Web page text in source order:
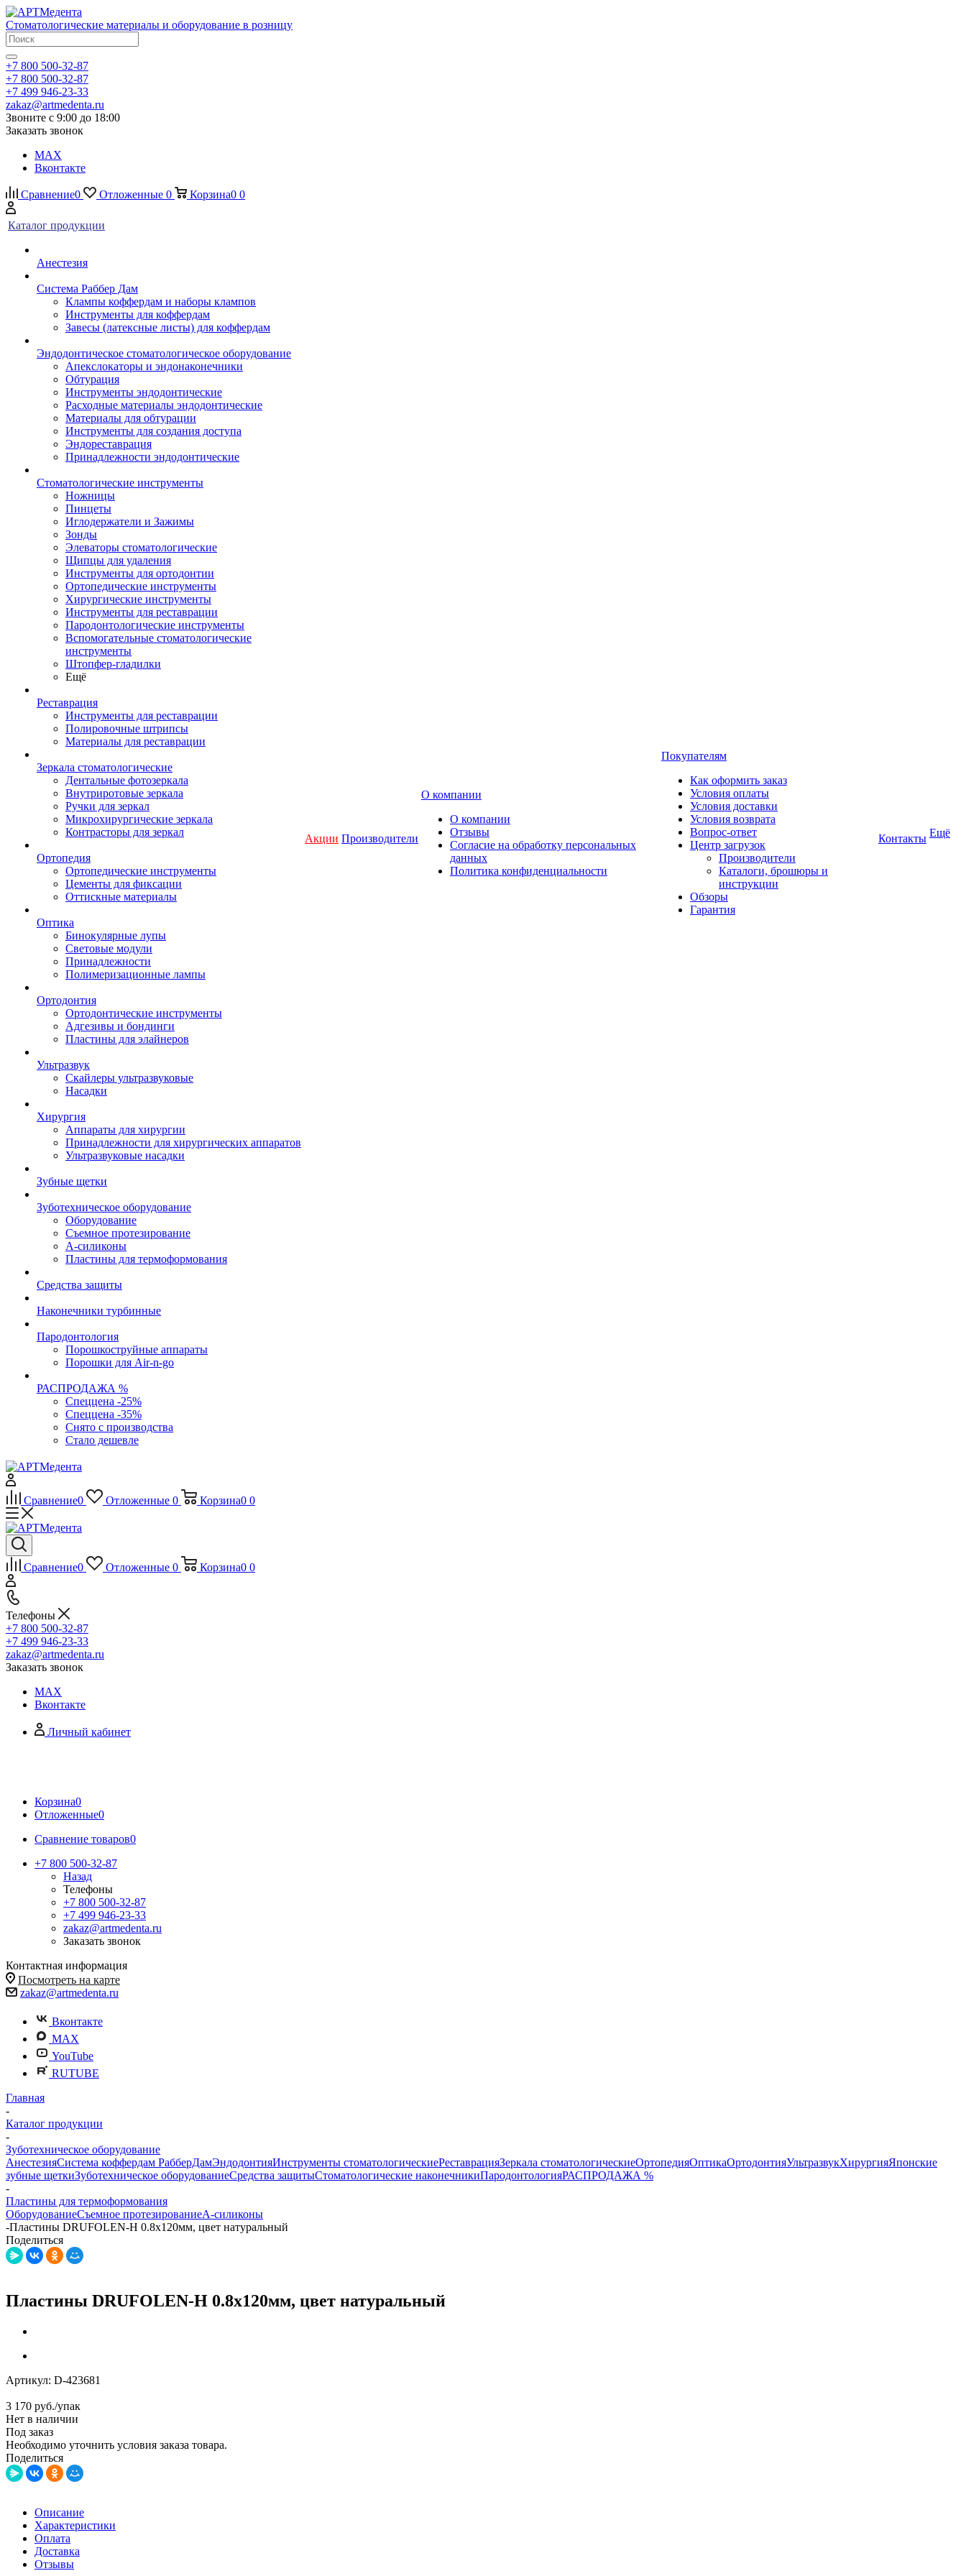
Стоматологические материалы и оборудование в розницу
+7 800 500-32-87
+7 800 500-32-87
+7 499 946-23-33
zakaz@artmedenta.ru
Звоните с 9:00 до 18:00
Заказать звонок
MAX
Вконтакте
Сравнение0 Отложенные 0 Корзина0 0
Каталог продукции
Анестезия
Система Раббер Дам
Клампы коффердам и наборы клампов
Инструменты для коффердам
Завесы (латексные листы) для коффердам
Эндодонтическое стоматологическое оборудование
Апекслокаторы и эндонаконечники
Обтурация
Инструменты эндодонтические
Расходные материалы эндодонтические
Материалы для обтурации
Инструменты для создания доступа
Эндореставрация
Принадлежности эндодонтические
Стоматологические инструменты
Ножницы
Пинцеты
Иглодержатели и Зажимы
Зонды
Элеваторы стоматологические
Щипцы для удаления
Инструменты для ортодонтии
Ортопедические инструменты
Хирургические инструменты
Инструменты для реставрации
Пародонтологические инструменты
Вспомогательные стоматологические
инструменты
Штопфер-гладилки
Ещё
Реставрация
Инструменты для реставрации
Полировочные штрипсы
Материалы для реставрации
Зеркала стоматологические
Дентальные фотозеркала
Внутриротовые зеркала
Ручки для зеркал
Микрохирургические зеркала
Контрасторы для зеркал
Ортопедия
Ортопедические инструменты
Цементы для фиксации
Оттискные материалы
Оптика
Бинокулярные лупы
Световые модули
Принадлежности
Полимеризационные лампы
Ортодонтия
Ортодонтические инструменты
Адгезивы и бондинги
Пластины для элайнеров
Ультразвук
Скайлеры ультразвуковые
Насадки
Хирургия
Аппараты для хирургии
Принадлежности для хирургических аппаратов
Ультразвуковые насадки
Зубные щетки
Зуботехническое оборудование
Оборудование
Съемное протезирование
А-силиконы
Пластины для термоформования
Средства защиты
Наконечники турбинные
Пародонтология
Порошкоструйные аппараты
Порошки для Air-n-go
РАСПРОДАЖА %
Спеццена -25%
Спеццена -35%
Снято с производства
Стало дешевле
Акции Производители
О компании
О компании
Отзывы
Согласие на обработку персональных
данных
Политика конфиденциальности
Покупателям
Как оформить заказ
Условия оплаты
Условия доставки
Условия возврата
Вопрос-ответ
Центр загрузок
Производители
Каталоги, брошюры и
инструкции
Обзоры
Гарантия
Контакты Ещё
Сравнение0 Отложенные 0 Корзина0 0
Сравнение0 Отложенные 0 Корзина0 0
Телефоны
+7 800 500-32-87
+7 499 946-23-33
zakaz@artmedenta.ru
Заказать звонок
MAX
Вконтакте
Личный кабинет
Корзина0
Отложенные0
Сравнение товаров0
+7 800 500-32-87
Назад
Телефоны
+7 800 500-32-87
+7 499 946-23-33
zakaz@artmedenta.ru
Заказать звонок
Контактная информация
Посмотреть на карте
zakaz@artmedenta.ru
Вконтакте
MAX
YouTube
RUTUBE
Главная
-
Каталог продукции
-
Зуботехническое оборудование
АнестезияСистема коффердам РабберДамЭндодонтияИнструменты стоматологическиеРеставрацияЗеркала стоматологическиеОртопедияОптикаОртодонтияУльтразвукХирургияЯпонские
зубные щеткиЗуботехническое оборудованиеСредства защитыСтоматологические наконечникиПародонтологияРАСПРОДАЖА %
-
Пластины для термоформования
ОборудованиеСъемное протезированиеА-силиконы
-Пластины DRUFOLEN-H 0.8х120мм, цвет натуральный
Поделиться
Пластины DRUFOLEN-H 0.8х120мм, цвет натуральный
Артикул: D-423681
3 170 руб./упак
Нет в наличии
Под заказ
Необходимо уточнить условия заказа товара.
Поделиться
Описание
Характеристики
Оплата
Доставка
Отзывы